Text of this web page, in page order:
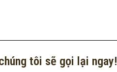
tôi sẽ gọi lại ngay!